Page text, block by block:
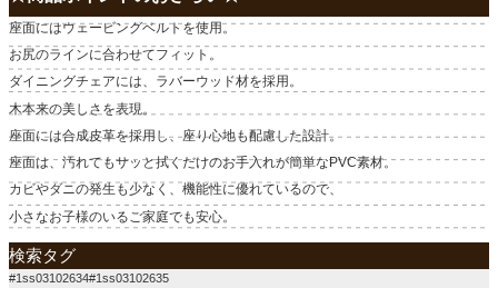
座面にはウェービングベルトを使用。
お尻のラインに合わせてフィット。
ダイニングチェアには、ラバーウッド材を採用。
木本来の美しさを表現。
座面には合成皮革を採用し、座り心地も配慮した設計。
座面は、汚れてもサッと拭くだけのお手入れが簡単なPVC素材。
カビやダニの発生も少なく、機能性に優れているので、
小さなお子様のいるご家庭でも安心。
検索タグ
#1ss03102634#1ss03102635